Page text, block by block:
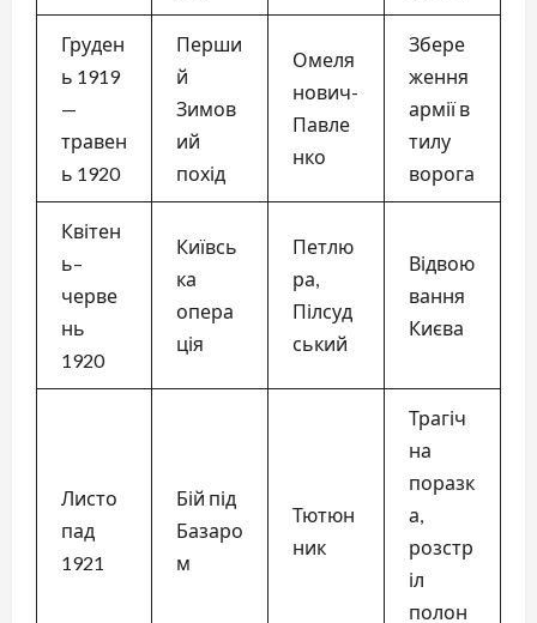
Груден
ь 1919
—
травен
ь 1920
Перши
й
Зимов
ий
похід
Омеля
нович-
Павле
нко
Збере
ження
армії в
тилу
ворога
Квітен
ь–
черве
нь
1920
Київсь
ка
опера
ція
Петлю
ра,
Пілсуд
ський
Відвою
вання
Києва
Листо
пад
1921
Бій під
Базаро
м
Тютюн
ник
Трагіч
на
поразк
а,
розстр
іл
полон